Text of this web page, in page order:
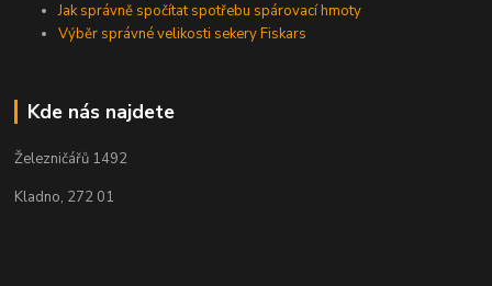
Jak správně spočítat spotřebu spárovací hmoty
Výběr správné velikosti sekery Fiskars
Kde nás najdete
Železničářů 1492
Kladno, 272 01